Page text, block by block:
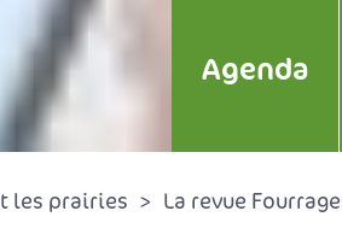
Agenda
les prairies La revue